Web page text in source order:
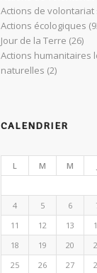
Actions de volontariat
Actions écologiques
Jour de la Terre (26)
Actions humanitaires
naturelles (2)
CALENDRIER
L M M
4
5 6
11
12 13
18
19 20
25
26 27